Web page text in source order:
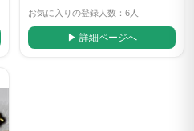
お気に入りの登録人数：6人
▶ 詳細ページへ